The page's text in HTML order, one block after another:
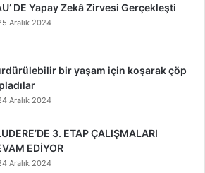
DE Yapay Zekâ Zirvesi Gerçekleşti
Aralık 2024
bir yaşam için koşarak çöp
Aralık 2024
3. ETAP ÇALIŞMALARI
EDİYOR
Aralık 2024